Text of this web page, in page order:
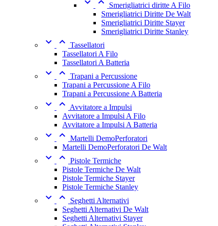
Smerigliatrici diritte A Filo
Smerigliatrici Diritte De Walt
Smerigliatrici Diritte Stayer
Smerigliatrici Diritte Stanley
  Tassellatori
Tassellatori A Filo
Tassellatori A Batteria
  Trapani a Percussione
Trapani a Percussione A Filo
Trapani a Percussione A Batteria
  Avvitatore a Impulsi
Avvitatore a Impulsi A Filo
Avvitatore a Impulsi A Batteria
  Martelli DemoPerforatori
Martelli DemoPerforatori De Walt
  Pistole Termiche
Pistole Termiche De Walt
Pistole Termiche Stayer
Pistole Termiche Stanley
 
Seghetti Alternativi
Seghetti Alternativi De Walt
Seghetti Alternativi Stayer